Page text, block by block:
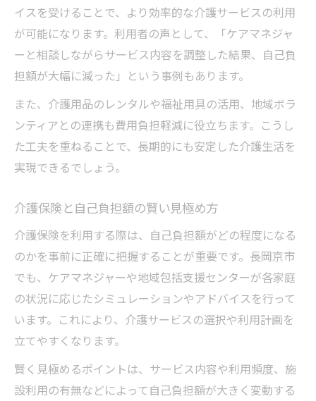
イスを受けることで、より効率的な介護サービスの利用
が可能になります。利用者の声として、「ケアマネジャ
ーと相談しながらサービス内容を調整した結果、自己負
担額が大幅に減った」という事例もあります。
また、介護用品のレンタルや福祉用具の活用、地域ボラ
ンティアとの連携も費用負担軽減に役立ちます。こうし
た工夫を重ねることで、長期的にも安定した介護生活を
実現できるでしょう。
介護保険と自己負担額の賢い見極め方
介護保険を利用する際は、自己負担額がどの程度になる
のかを事前に正確に把握することが重要です。長岡京市
でも、ケアマネジャーや地域包括支援センターが各家庭
の状況に応じたシミュレーションやアドバイスを行って
います。これにより、介護サービスの選択や利用計画を
立てやすくなります。
賢く見極めるポイントは、サービス内容や利用頻度、施
設利用の有無などによって自己負担額が大きく変動する